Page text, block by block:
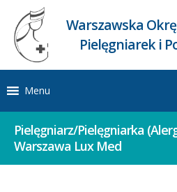
Warszawska
Pielęgniarek i
Menu
Pielęgniarz/Pielęgniarka
Warszawa Lux Med